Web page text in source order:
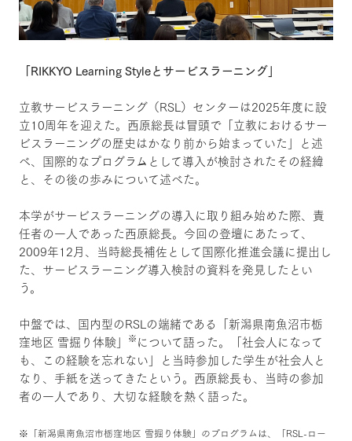
「RIKKYO Learning Styleとサービスラーニング」
立教サービスラーニング（RSL）センターは2025年度に設
立10周年を迎えた。西原総長は冒頭で「立教におけるサー
ビスラーニングの歴史はかなり前から始まっていた」と述
べ、国際的なプログラムとして導入が検討されたその経緯
と、その後の歩みについて述べた。
本学がサービスラーニングの導入に取り組み始めた際、責
任者の一人であった西原総長。今回の登壇にあたって、
2009年12月、当時総長補佐として国際化推進会議に提出し
た、サービスラーニング導入検討の資料を発見したとい
う。
中盤では、国内型のRSLの端緒である「新潟県南魚沼市栃
窪地区 雪掘り体験」
※について語った。「社会人になって
も、この経験を忘れない」と当時参加した学生が社会人と
なり、手紙を送ってきたという。西原総長も、当時の参加
者の一人であり、大切な経験を熱く語った。
※「新潟県南魚沼市栃窪地区 雪掘り体験」のプログラムは、「RSL-ロー